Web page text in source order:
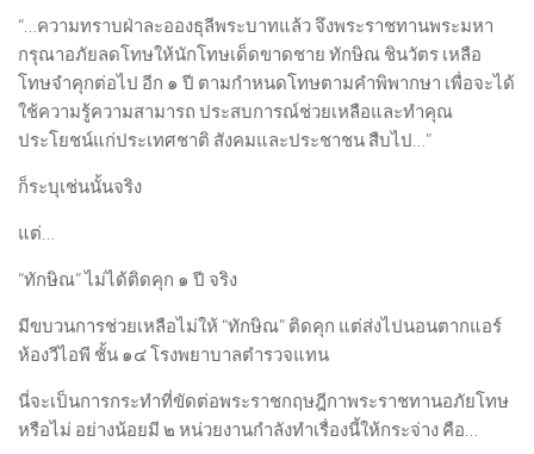
“…ความทราบฝ่าละอองธุลีพระบาทแล้ว จึงพระราชทานพระมหา
กรุณาอภัยลดโทษให้นักโทษเด็ดขาดชาย ทักษิณ ชินวัตร เหลือ
โทษจำคุกต่อไป อีก ๑ ปี ตามกำหนดโทษตามคำพิพากษา เพื่อจะได้
ใช้ความรู้ความสามารถ ประสบการณ์ช่วยเหลือและทำคุณ
ประโยชน์แก่ประเทศชาติ สังคมและประชาชน สืบไป…”
ก็ระบุเช่นนั้นจริง
แต่…
“ทักษิณ” ไม่ได้ติดคุก ๑ ปี จริง
มีขบวนการช่วยเหลือไม่ให้ “ทักษิณ” ติดคุก แต่ส่งไปนอนตากแอร์
ห้องวีไอพี ชั้น ๑๔ โรงพยาบาลตำรวจแทน
นี่จะเป็นการกระทำที่ขัดต่อพระราชกฤษฎีกาพระราชทานอภัยโทษ
หรือไม่ อย่างน้อยมี ๒ หน่วยงานกำลังทำเรื่องนี้ให้กระจ่าง คือ…